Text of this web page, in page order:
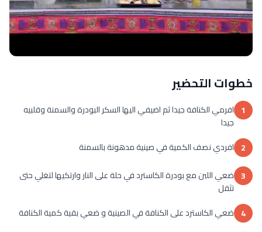
خطوات التحضير
1 افرمي الكنافة جيدا ثم اضيفي اليها السكر البودرة والسمنة وقلبيه
جيدا
2 افردي نصف الكمية في صينية مدهونة بالسمنة
3 ضعي اللبن مع بودرة الكاسترد في حلة على النار وارتكيها لتغلي حتى
تثقل
4 ضعي الكاسترد على الكنافة في الصينية و ضعي بقية كمية الكنافة